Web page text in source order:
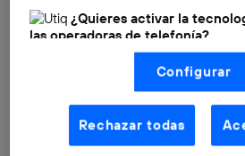
fueron muchos los que le
revolucionario. Sin embargo, el
conferencia I/O de San Francisco
habían sido presentados hace
Internet apenas se refirió a ellos.
¿Quieres activar la
las operadoras de telefonía?
Nosotros, Telefónica S.A., utilizamos
realizar nuestras acciones de
(como se describe en este aviso de
basadas en tu navegación en
aquí (solo cuando utilizas
internet habilitada , proporcionada
operadoras de telefonía
Configurar
Rechazar todas